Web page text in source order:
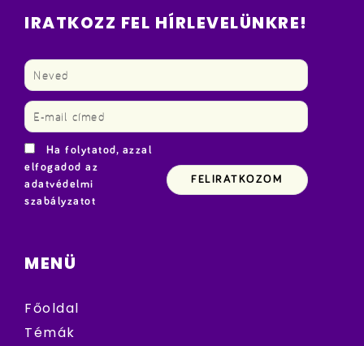
IRATKOZZ FEL HÍRLEVELÜNKRE!
Ha folytatod, azzal
elfogadod az
adatvédelmi
szabályzatot
MENÜ
Főoldal
Témák